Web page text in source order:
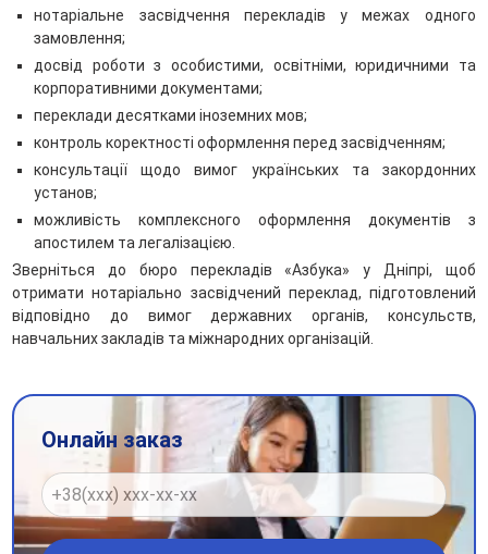
нотаріальне засвідчення перекладів у межах одного
замовлення;
досвід роботи з особистими, освітніми, юридичними та
корпоративними документами;
переклади десятками іноземних мов;
контроль коректності оформлення перед засвідченням;
консультації щодо вимог українських та закордонних
установ;
можливість комплексного оформлення документів з
апостилем та легалізацією.
Зверніться до бюро перекладів «Азбука» у Дніпрі, щоб
отримати нотаріально засвідчений переклад, підготовлений
відповідно до вимог державних органів, консульств,
навчальних закладів та міжнародних організацій.
Онлайн заказ